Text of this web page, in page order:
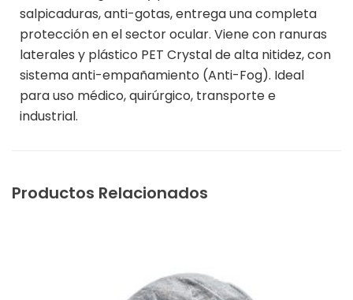
salpicaduras, anti-gotas, entrega una completa
protección en el sector ocular. Viene con ranuras
laterales y plástico PET Crystal de alta nitidez, con
sistema anti-empañamiento (Anti-Fog). Ideal
para uso médico, quirúrgico, transporte e
industrial.
Productos Relacionados